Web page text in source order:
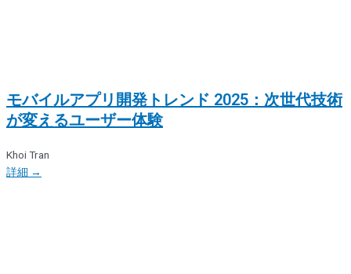
モバイルアプリ開発トレンド 2025：次世代技術
が変えるユーザー体験
Khoi Tran
詳細 →